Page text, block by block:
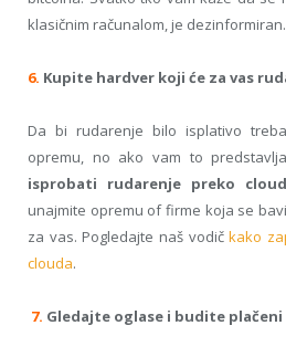
klasičnim računalom, je dezinformiran.
6. Kupite hardver koji će za vas
Da bi rudarenje bilo isplativo
opremu, no ako vam to
isprobati rudarenje preko
unajmite opremu of firme koja se
za vas. Pogledajte naš vodičkako
clouda.
7. Gledajte oglase i budite